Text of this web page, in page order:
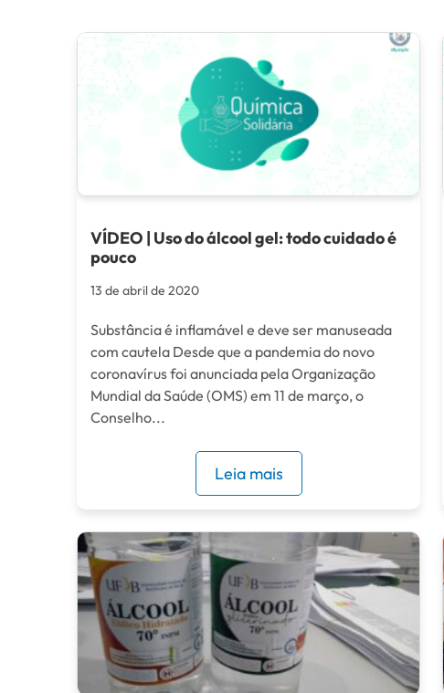
VÍDEO | Uso do álcool gel: todo cuidado é
pouco
13 de abril de 2020
Substância é inflamável e deve ser manuseada
com cautela Desde que a pandemia do novo
coronavírus foi anunciada pela Organização
Mundial da Saúde (OMS) em 11 de março, o
Conselho...
Leia mais